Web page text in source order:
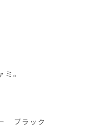
。
ブラック